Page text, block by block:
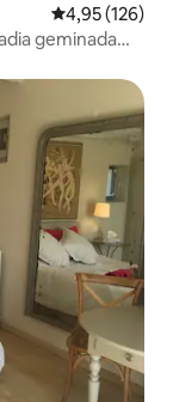
4,95 de uma
4,95 (126)
geminada